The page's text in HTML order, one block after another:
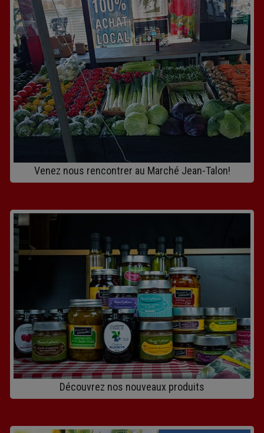
Venez nous rencontrer au Marché Jean-Talon!
Découvrez nos nouveaux produits